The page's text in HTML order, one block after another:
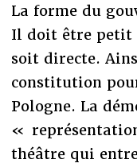
La forme du
Il doit être petit
soit directe.
constitution
Pologne. La
«
théâtre qui